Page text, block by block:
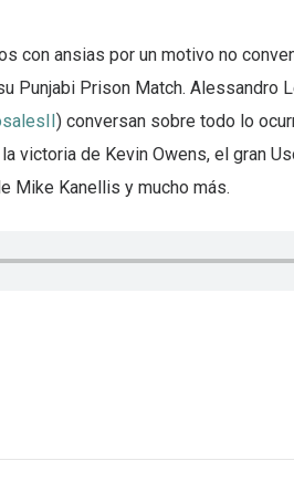
con ansias por un motivo no
Punjabi Prison Match. Alessandro
) conversan sobre todo lo
victoria de Kevin Owens, el gran
Mike Kanellis y mucho más.